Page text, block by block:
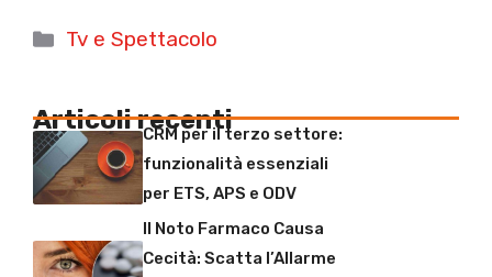
Categorie
Tv e Spettacolo
Articoli recentiCRM per il terzo settore:
funzionalità essenziali
per ETS, APS e ODV
Il Noto Farmaco Causa
Cecità: Scatta l’Allarme